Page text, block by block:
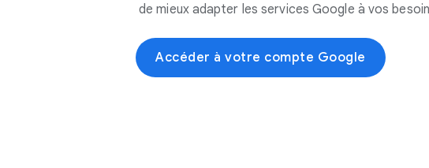
de mieux adapter les services Google à vos
Accéder à votre compte Google